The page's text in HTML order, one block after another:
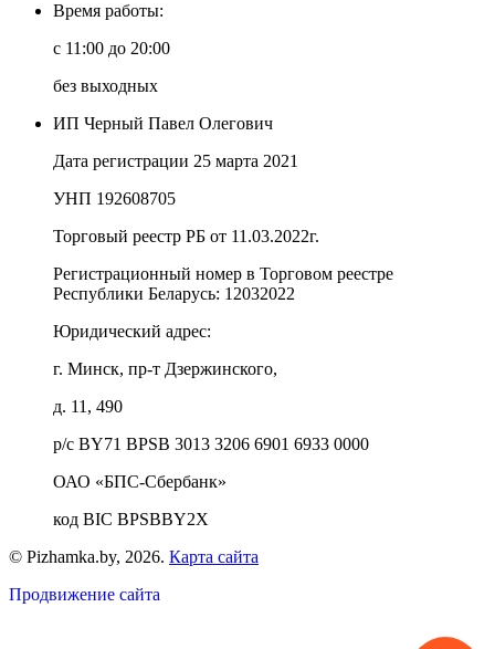
Время работы:
c 11:00 до 20:00
без выходных
ИП Черный Павел Олегович
Дата регистрации 25 марта 2021
УНП 192608705
Торговый реестр РБ от 11.03.2022г.
Регистрационный номер в Торговом реестре
Республики Беларусь: 12032022
Юридический адрес:
г. Минск, пр-т Дзержинского,
д. 11, 490
р/с BY71 BPSB 3013 3206 6901 6933 0000
ОАО «БПС-Сбербанк»
код BIC BPSBBY2X
© Pizhamka.by, 2026. Карта сайта
Продвижение сайта